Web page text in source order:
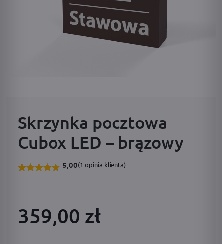
Skrzynka pocztowa
Cubox LED – brązowy
oceny
klienta
5,00(1 opinia klienta)
359,00 zł